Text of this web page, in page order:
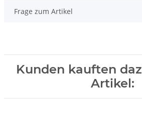
Frage zum Artikel
Kunden kauften
Artikel: